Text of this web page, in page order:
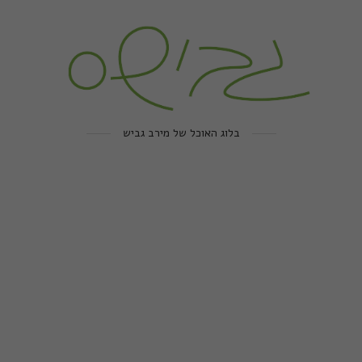
בלוג האוכל של מירב גביש